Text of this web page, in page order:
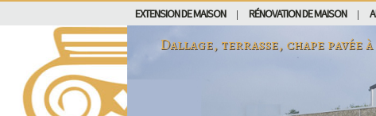
EXTENSION DE MAISON RÉNOVATION DE MAISON
Dallage, terrasse, chape pavée à